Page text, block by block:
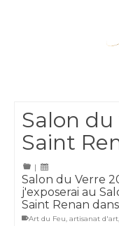
Salon du
Saint
|
Salon du Verre
j'exposerai au
Saint Renan
Art du Feu, artisanat d'art,